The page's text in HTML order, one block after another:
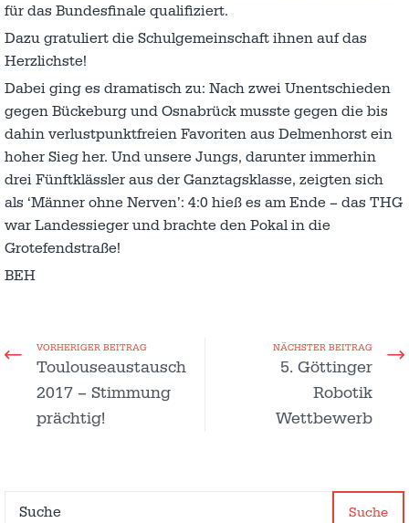
für das Bundesfinale qualifiziert.
Dazu gratuliert die Schulgemeinschaft ihnen auf das
Herzlichste!
Dabei ging es dramatisch zu: Nach zwei Unentschieden
gegen Bückeburg und Osnabrück musste gegen die bis
dahin verlustpunktfreien Favoriten aus Delmenhorst ein
hoher Sieg her. Und unsere Jungs, darunter immerhin
drei Fünftklässler aus der Ganztagsklasse, zeigten sich
als ‘Männer ohne Nerven’: 4:0 hieß es am Ende – das THG
war Landessieger und brachte den Pokal in die
Grotefendstraße!
BEH
VORHERIGER BEITRAG
Toulouseaustausch
2017 – Stimmung
prächtig!
NÄCHSTER BEITRAG
5. Göttinger
Robotik
Wettbewerb
Suche